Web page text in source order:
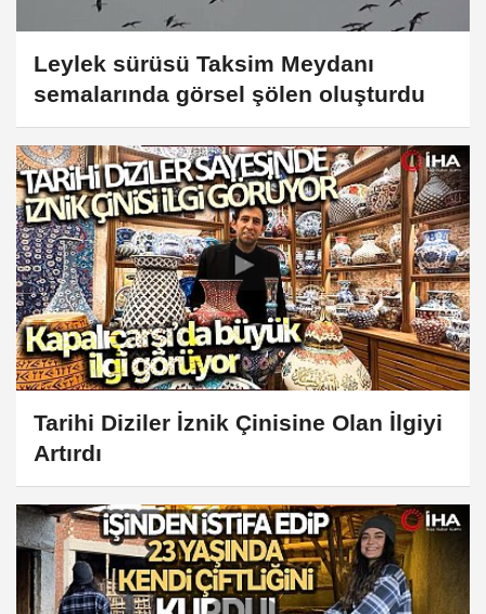
Leylek sürüsü Taksim Meydanı
semalarında görsel şölen oluşturdu
Tarihi Diziler İznik Çinisine Olan İlgiyi
Artırdı